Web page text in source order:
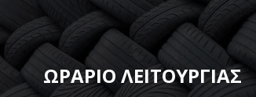
ΩΡΑΡΙΟ ΛΕΙΤΟΥΡΓΙΑΣ